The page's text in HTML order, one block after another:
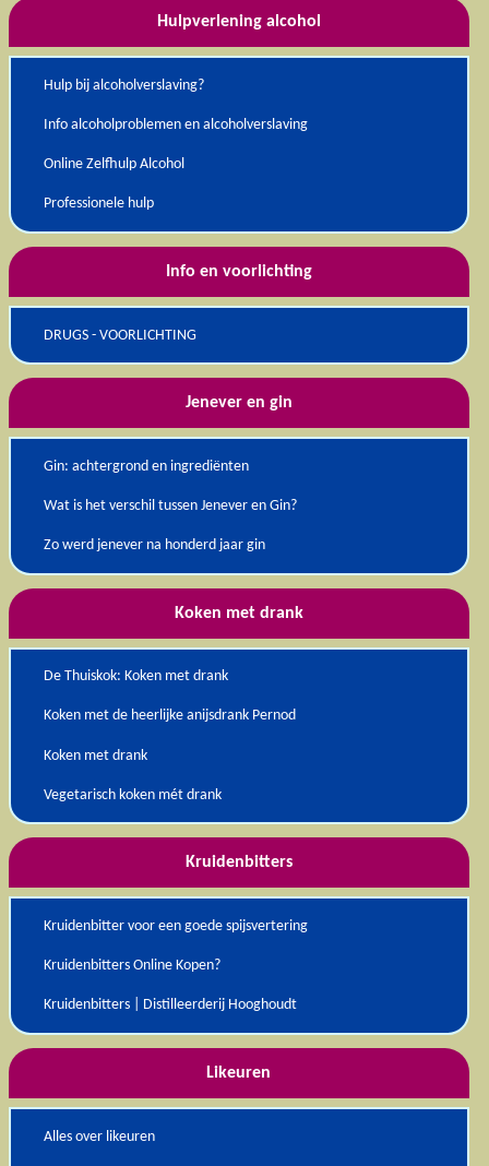
Hulpverlening alcohol
Hulp bij alcoholverslaving?
Info alcoholproblemen en alcoholverslaving
Online Zelfhulp Alcohol
Professionele hulp
Info en voorlichting
DRUGS - VOORLICHTING
Jenever en gin
Gin: achtergrond en ingrediënten
Wat is het verschil tussen Jenever en Gin?
Zo werd jenever na honderd jaar gin
Koken met drank
De Thuiskok: Koken met drank
Koken met de heerlijke anijsdrank Pernod
Koken met drank
Vegetarisch koken mét drank
Kruidenbitters
Kruidenbitter voor een goede spijsvertering
Kruidenbitters Online Kopen?
Kruidenbitters | Distilleerderij Hooghoudt
Likeuren
Alles over likeuren